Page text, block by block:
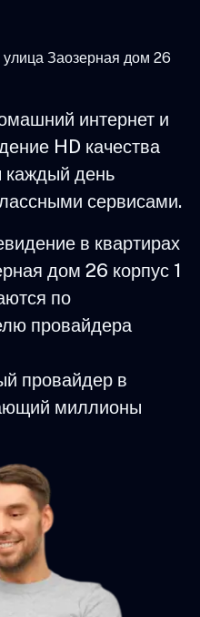
Заозерная дом 26
интернет и
HD качества
каждый день
сервисами.
в квартирах
дом 26 корпус 1
по
провайдера
провайдер в
миллионы